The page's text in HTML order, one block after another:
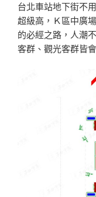
台北車站地下街不
超級高，Ｋ區中廣
的必經之路，人潮
客群、觀光客群皆